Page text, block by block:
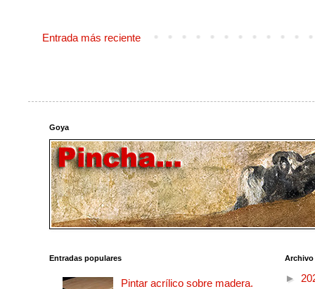
Entrada más reciente
Goya
Entradas populares
Pintar acrílico sobre madera.
►